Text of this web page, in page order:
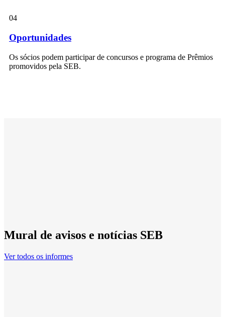
04
Oportunidades
Os sócios podem participar de concursos e programa de Prêmios
promovidos pela SEB.
Mural de avisos e notícias SEB
Ver todos os informes